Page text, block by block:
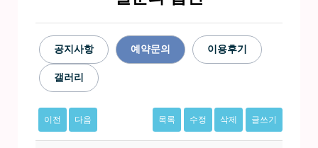
공지사항 예약문의 이용후기
갤러리
이전 다음 목록 수정 삭제 글쓰기